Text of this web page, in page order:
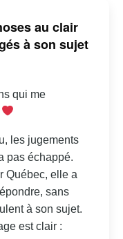
au clair
à son sujet
qui me
les jugements
pas échappé.
Québec, elle a
sans
à son sujet.
est clair :